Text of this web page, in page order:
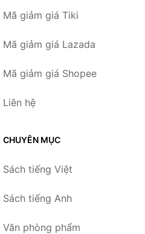
Mã giảm giá Tiki
Mã giảm giá Lazada
Mã giảm giá Shopee
Liên hệ
CHUYÊN MỤC
Sách tiếng Việt
Sách tiếng Anh
Văn phòng phẩm